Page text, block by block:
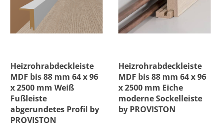
Heizrohrabdeckleiste
MDF bis 88 mm 64 x 96
x 2500 mm Weiß
Fußleiste
abgerundetes Profil by
PROVISTON
Heizrohrabdeckleiste
MDF bis 88 mm 64 x 96
x 2500 mm Eiche
moderne Sockelleiste
by PROVISTON